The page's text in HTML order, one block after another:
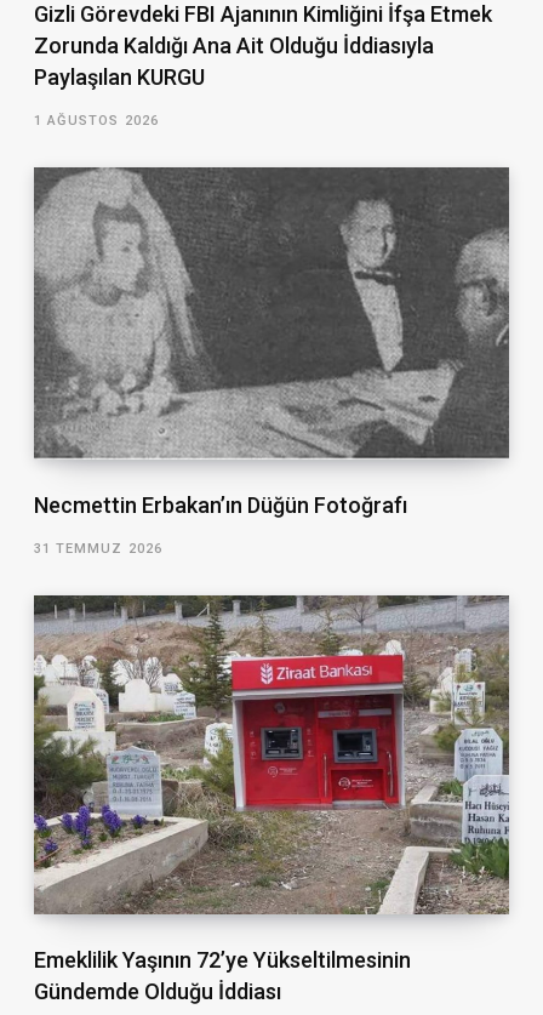
Gizli Görevdeki FBI Ajanının Kimliğini İfşa Etmek
Zorunda Kaldığı Ana Ait Olduğu İddiasıyla
Paylaşılan KURGU
1 AĞUSTOS 2026
Necmettin Erbakan’ın Düğün Fotoğrafı
31 TEMMUZ 2026
Emeklilik Yaşının 72’ye Yükseltilmesinin
Gündemde Olduğu İddiası